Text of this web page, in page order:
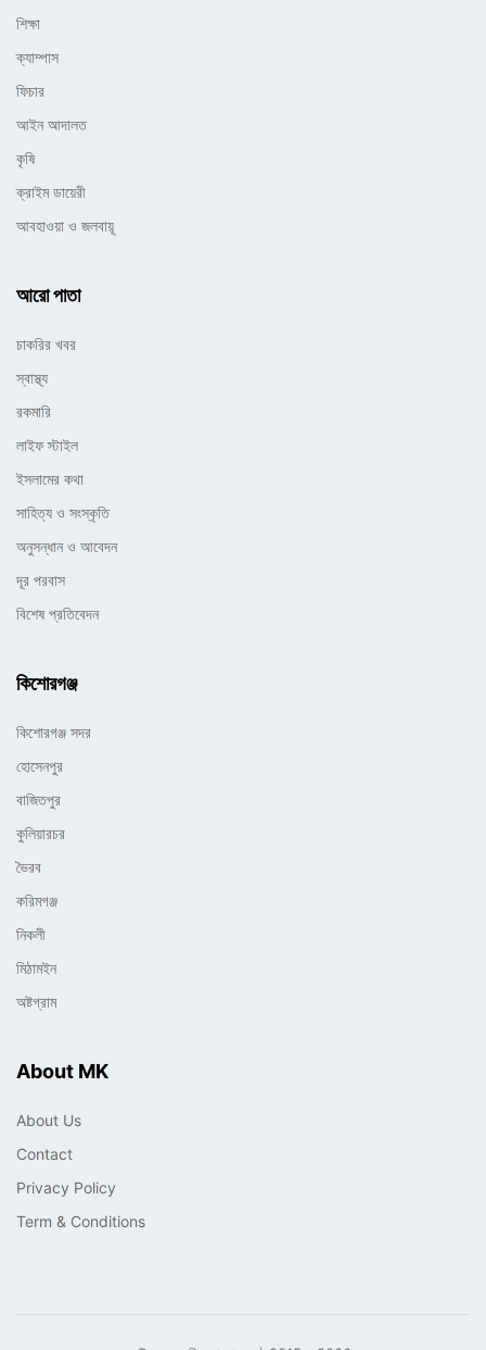
শিক্ষা
ক্যাম্পাস
ফিচার
আইন আদালত
কৃষি
ক্রাইম ডায়েরী
আবহাওয়া ও জলবায়ূ
আরো পাতা
চাকরির খবর
স্বাস্থ্য
রকমারি
লাইফ স্টাইল
ইসলামের কথা
সাহিত্য ও সংস্কৃতি
অনুসন্ধান ও আবেদন
দূর পরবাস
বিশেষ প্রতিবেদন
কিশোরগঞ্জ
কিশোরগঞ্জ সদর
হোসেনপুর
বাজিতপুর
কুলিয়ারচর
ভৈরব
করিমগঞ্জ
নিকলী
মিঠামইন
অষ্টগ্রাম
About MK
About Us
Contact
Privacy Policy
Term & Conditions